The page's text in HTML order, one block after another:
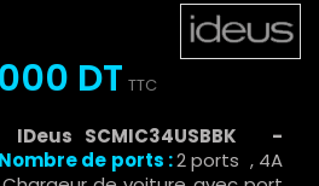
DT TTC
SCMIC34USBBK -
Nombre de ports :2 ports , 4A